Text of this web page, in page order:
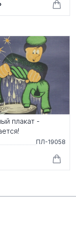
плакат -
ПЛ-19058